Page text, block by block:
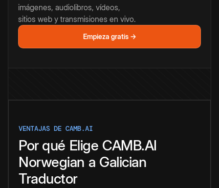
imágenes, audiolibros, vídeos,
sitios web y transmisiones en vivo.
Empieza gratis →
VENTAJAS DE CAMB.AI
Por qué Elige CAMB.AI
Norwegian a Galician
Traductor